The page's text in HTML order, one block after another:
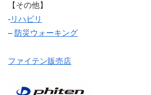
【その他】
‐リハビリ
– 防災ウォーキング
ファイテン販売店